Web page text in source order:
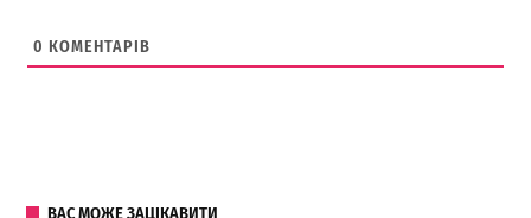
0 КОМЕНТАРІВ
ВАС МОЖЕ ЗАЦІКАВИТИ